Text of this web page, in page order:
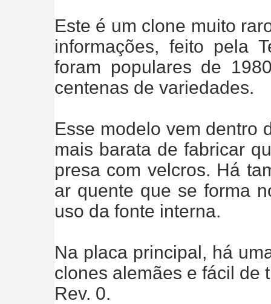
Este é um clone muito
informações, feito pela
foram populares de
centenas de variedades.
Esse modelo vem dentro
mais barata de fabricar
presa com velcros. Há
ar quente que se forma
uso da fonte interna.
Na placa principal, há
clones alemães e fácil de
Rev. 0.